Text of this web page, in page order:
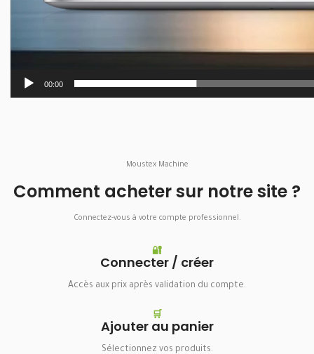
Moustex Machine
Comment acheter sur notre site ?
Connectez-vous à votre compte professionnel.
🔐
Connecter / créer
Accès aux prix après validation du compte.
🛒
Ajouter au panier
Sélectionnez vos produits.
00:00